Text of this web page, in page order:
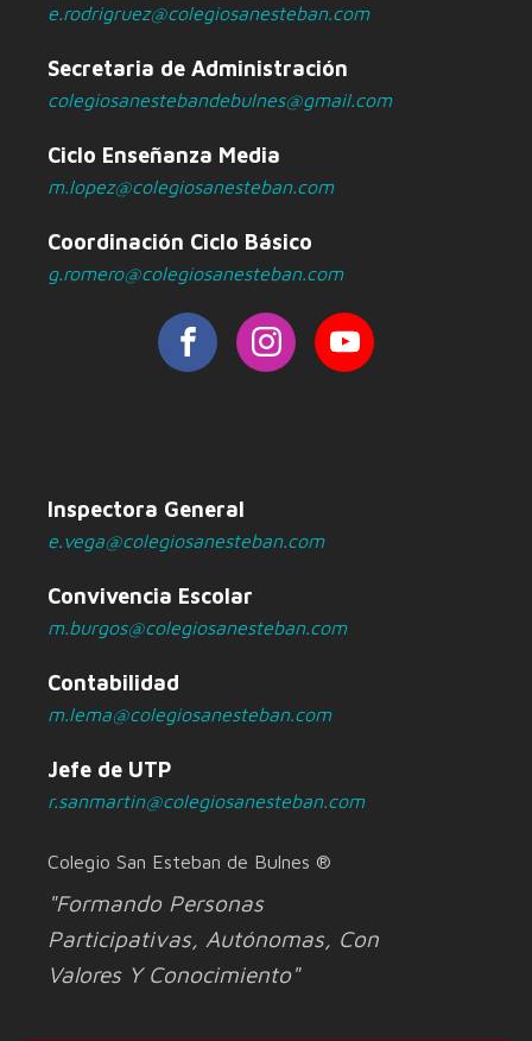
e.rodrigruez@colegiosanesteban.com
Secretaria de Administración
colegiosanestebandebulnes@gmail.com
Ciclo Enseñanza Media
m.lopez@colegiosanesteban.com
Coordinación Ciclo Básico
g.romero@colegiosanesteban.com
Inspectora General
e.vega@colegiosanesteban.com
Convivencia Escolar
m.burgos@colegiosanesteban.com
Contabilidad
m.lema@colegiosanesteban.com
Jefe de UTP
r.sanmartin@colegiosanesteban.com
Colegio San Esteban de Bulnes ®
"Formando Personas
Participativas, Autónomas, Con
Valores Y Conocimiento"